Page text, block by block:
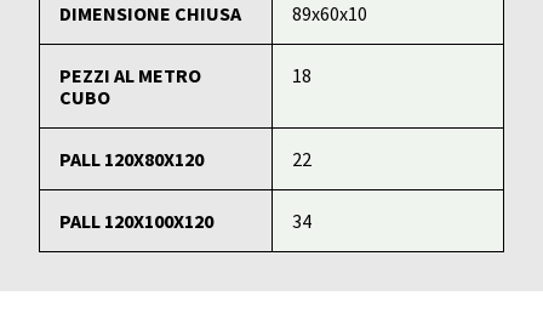
DIMENSIONE CHIUSA 89x60x10
PEZZI AL METRO
CUBO
18
PALL 120X80X120 22
PALL 120X100X120 34